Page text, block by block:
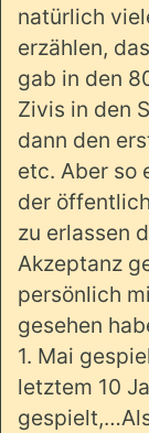
natürlich
erzählen,
gab in den
Zivis in den
dann den
etc. Aber so
der
zu erlassen
Akzeptanz
persönlich
gesehen
1. Mai
letztem 10